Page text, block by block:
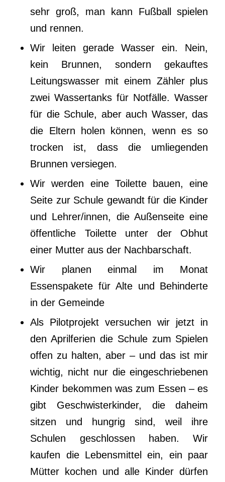
sehr groß, man kann Fußball spielen
und rennen.
Wir leiten gerade Wasser ein. Nein,
kein Brunnen, sondern gekauftes
Leitungswasser mit einem Zähler plus
zwei Wassertanks für Notfälle. Wasser
für die Schule, aber auch Wasser, das
die Eltern holen können, wenn es so
trocken ist, dass die umliegenden
Brunnen versiegen.
Wir werden eine Toilette bauen, eine
Seite zur Schule gewandt für die Kinder
und Lehrer/innen, die Außenseite eine
öffentliche Toilette unter der Obhut
einer Mutter aus der Nachbarschaft.
Wir planen einmal im Monat
Essenspakete für Alte und Behinderte
in der Gemeinde
Als Pilotprojekt versuchen wir jetzt in
den Aprilferien die Schule zum Spielen
offen zu halten, aber – und das ist mir
wichtig, nicht nur die eingeschriebenen
Kinder bekommen was zum Essen – es
gibt Geschwisterkinder, die daheim
sitzen und hungrig sind, weil ihre
Schulen geschlossen haben. Wir
kaufen die Lebensmittel ein, ein paar
Mütter kochen und alle Kinder dürfen